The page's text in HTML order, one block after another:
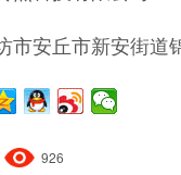
市安丘市新安街道
926